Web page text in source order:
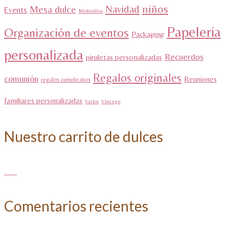
Events Mesa dulce Molinillos Navidad niños
Organización de eventos Packaging Papeleria
personalizada piruletas personalizadas Recuerdos
comunión regalos cumpleaños Regalos originales Reuniones
familiares personalizadas Varios Vintage
Nuestro carrito de dulces
Comentarios recientes